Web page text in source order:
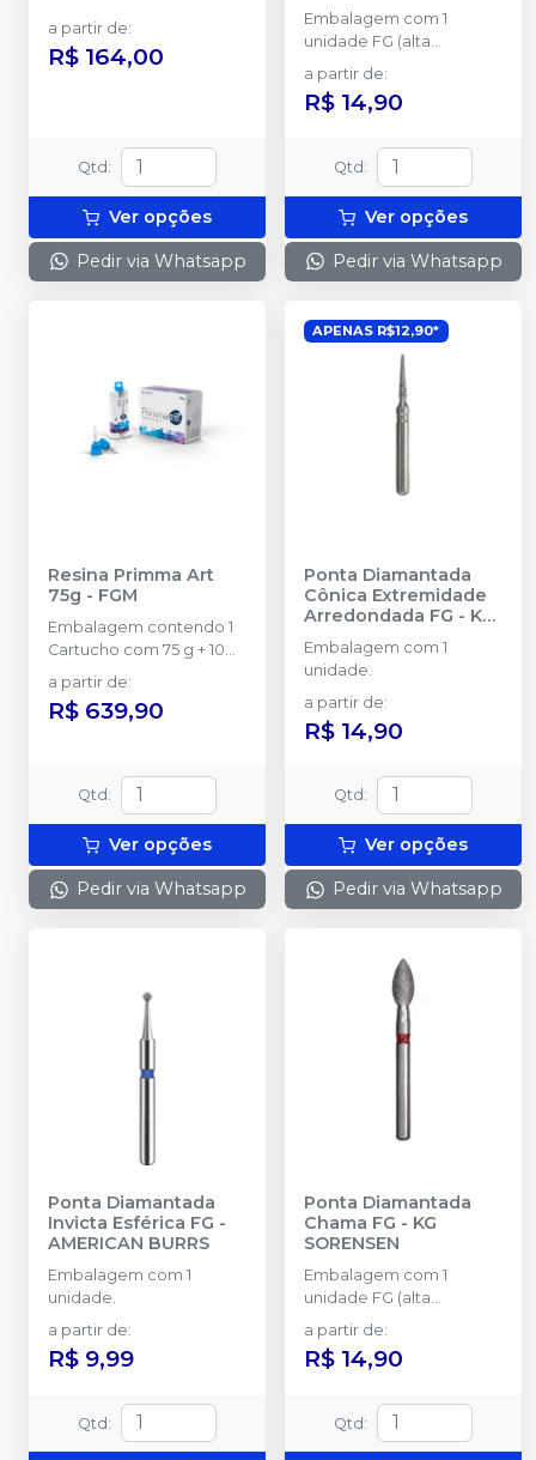
a partir de:
R$ 164,00
Qtd :
Ver opções
Pedir via Whatsapp
Embalagem com 1
unidade FG (alta
rotação).
a partir de:
R$ 14,90
Qtd :
Ver opções
Pedir via Whatsapp
Resina Primma Art
75g - FGM
Embalagem contendo 1
Cartucho com 75 g + 10
ponteiras de automistura
a partir de:
R$ 639,90
Qtd :
Ver opções
Pedir via Whatsapp
APENAS R$12,90*
Ponta Diamantada
Cônica Extremidade
Arredondada FG - KG
SORENSEN
Embalagem com 1
unidade.
a partir de:
R$ 14,90
Qtd :
Ver opções
Pedir via Whatsapp
Ponta Diamantada
Invicta Esférica FG -
AMERICAN BURRS
Embalagem com 1
unidade.
a partir de:
R$ 9,99
Qtd :
Ponta Diamantada
Chama FG - KG
SORENSEN
Embalagem com 1
unidade FG (alta
rotação).
a partir de:
R$ 14,90
Qtd :